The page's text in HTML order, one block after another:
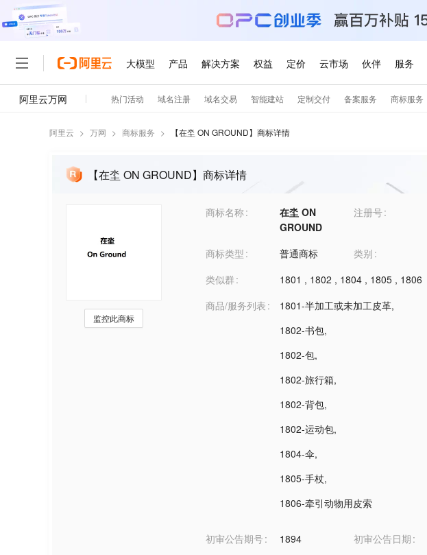
阿里云 > 万网 > 商标服务 > 【在坔 ON GROUND】商标详情
【在坔 ON GROUND】商标详情
监控此商标
商标名称
在坔 ON
GROUND
注册号
商标类型 普通商标 类别
类似群
1801 , 1802 , 1804 , 1805 , 1806
商品/服务列表
1801-半加工或未加工皮革,
1802-书包,
1802-包,
1802-旅行箱,
1802-背包,
1802-运动包,
1804-伞,
1805-手杖,
1806-牵引动物用皮索
初审公告期号 1894 初审公告日期